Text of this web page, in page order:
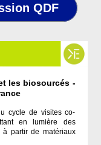
QDF
les biosourcés -
cycle de visites co-
en lumière des
à partir de matériaux